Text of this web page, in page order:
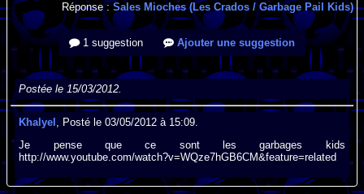
Réponse : Sales Mioches (Les Crados / Garbage Pail Kids)
1 suggestion Ajouter une suggestion
Postée le 15/03/2012.
Khalyel , Posté le 03/05/2012 à 15:09.
Je pense que ce sont les garbages kids
http://www.youtube.com/watch?v=WQze7hGB6CM&feature=related